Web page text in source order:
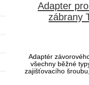
Adapter
zábrany
Adaptér
všechny běžné
zajišťovacího